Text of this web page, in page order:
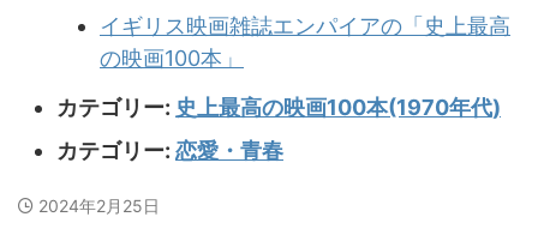
イギリス映画雑誌エンパイアの「史上最高
の映画100本」
カテゴリー: 史上最高の映画100本(1970年代)
カテゴリー: 恋愛・青春
2024年2月25日